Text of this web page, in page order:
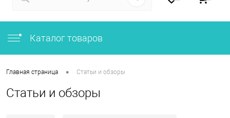
Каталог товаров
Главная страница • Статьи и обзоры
Статьи и обзоры